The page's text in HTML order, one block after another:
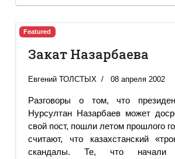
Featured
Закат Назарбаева
Евгений ТОЛСТЫХ 08 апреля 2002
Разговоры о том, что
Нурсултан Назарбаев может
свой пост, пошли летом прошлого
считают, что казахстанский
скандалы. Те, что начали